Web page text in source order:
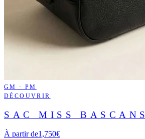
GM · PM
DÉCOUVRIR
SAC MISS BASCANS
À partir de1,750€